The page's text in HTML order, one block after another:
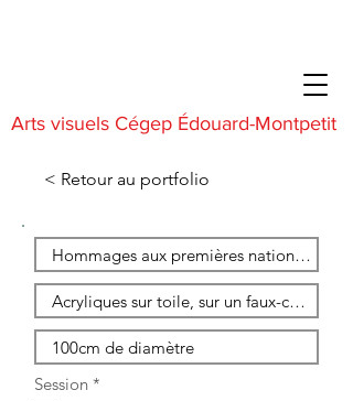
Arts visuels Cégep Édouard-Montpetit
< Retour au portfolio
Session *